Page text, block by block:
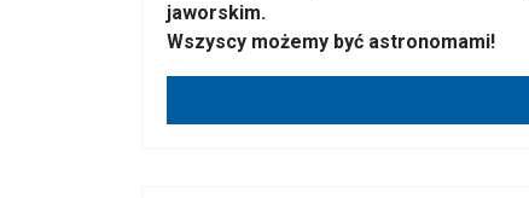
jaworskim.
Wszyscy możemy być astronomami!